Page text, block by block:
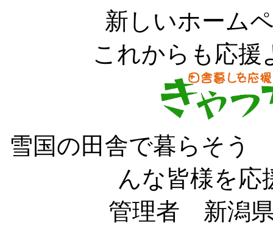
新しいホーム
これからも応援
雪国の田舎で暮らそ
んな皆様を応
管理者 新潟